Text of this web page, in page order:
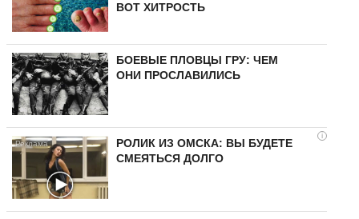
ВОТ ХИТРОСТЬ
БОЕВЫЕ ПЛОВЦЫ ГРУ: ЧЕМ
ОНИ ПРОСЛАВИЛИСЬ
i
РОЛИК ИЗ ОМСКА: ВЫ БУДЕТЕ
СМЕЯТЬСЯ ДОЛГО